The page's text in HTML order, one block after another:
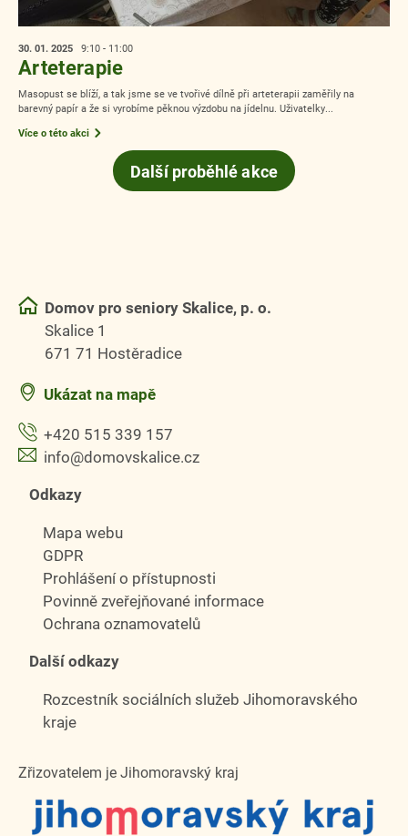
30. 01. 2025 9:10 - 11:00
Arteterapie
Masopust se blíží, a tak jsme se ve tvořivé dílně při arteterapii zaměřily na
barevný papír a že si vyrobíme pěknou výzdobu na jídelnu. Uživatelky...
Více o této akci
Další proběhlé akce
Domov pro seniory Skalice, p. o.
Skalice 1
671 71 Hostěradice
Ukázat na mapě
+420 515 339 157
info@domovskalice.cz
Odkazy
Mapa webu
GDPR
Prohlášení o přístupnosti
Povinně zveřejňované informace
Ochrana oznamovatelů
Další odkazy
Rozcestník sociálních služeb Jihomoravského
kraje
Zřizovatelem je Jihomoravský kraj